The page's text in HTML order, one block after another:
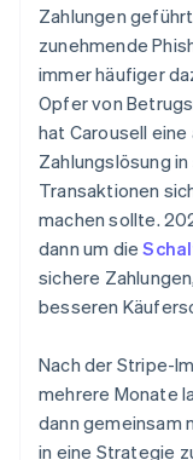
Zahlungen
zunehmende
immer häufiger
Opfer von
hat Carousell
Zahlungslösung
Transaktionen
machen sollte.
dann um die
sichere
besseren
Nach der Stripe-
mehrere Monate
dann gemeinsam
in eine Strategie